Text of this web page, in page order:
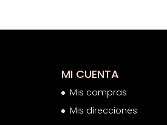
es:
MI CUENTA
Mis compras
Mis direcciones